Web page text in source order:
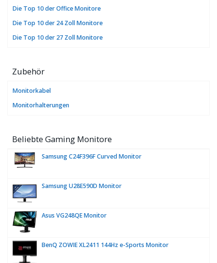
Die Top 10 der Office Monitore
Die Top 10 der 24 Zoll Monitore
Die Top 10 der 27 Zoll Monitore
Zubehör
Monitorkabel
Monitorhalterungen
Beliebte Gaming Monitore
Samsung C24F396F Curved Monitor
Samsung U28E590D Monitor
Asus VG248QE Monitor
BenQ ZOWIE XL2411 144Hz e-Sports Monitor